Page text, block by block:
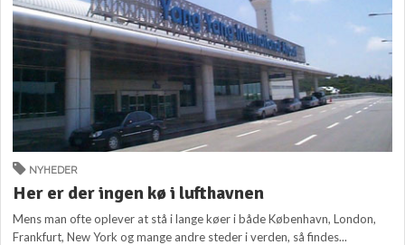
NYHEDER
Her er der ingen kø i lufthavnen
Mens man ofte oplever at stå i lange køer i både København, London,
Frankfurt, New York og mange andre steder i verden, så findes...